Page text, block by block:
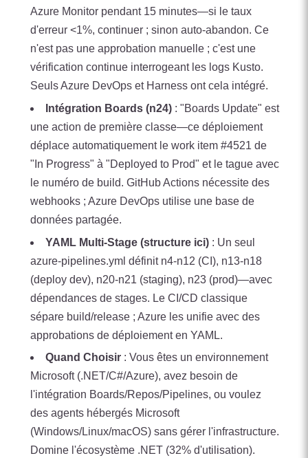
Azure Monitor pendant 15 minutes—si le taux
d'erreur <1%, continuer ; sinon auto-abandon. Ce
n'est pas une approbation manuelle ; c'est une
vérification continue interrogeant les logs Kusto.
Seuls Azure DevOps et Harness ont cela intégré.
Intégration Boards (n24) : "Boards Update" est
une action de première classe—ce déploiement
déplace automatiquement le work item #4521 de
"In Progress" à "Deployed to Prod" et le tague avec
le numéro de build. GitHub Actions nécessite des
webhooks ; Azure DevOps utilise une base de
données partagée.
YAML Multi-Stage (structure ici) : Un seul
azure-pipelines.yml définit n4-n12 (CI), n13-n18
(deploy dev), n20-n21 (staging), n23 (prod)—avec
dépendances de stages. Le CI/CD classique
sépare build/release ; Azure les unifie avec des
approbations de déploiement en YAML.
Quand Choisir : Vous êtes un environnement
Microsoft (.NET/C#/Azure), avez besoin de
l'intégration Boards/Repos/Pipelines, ou voulez
des agents hébergés Microsoft
(Windows/Linux/macOS) sans gérer l'infrastructure.
Domine l'écosystème .NET (32% d'utilisation).